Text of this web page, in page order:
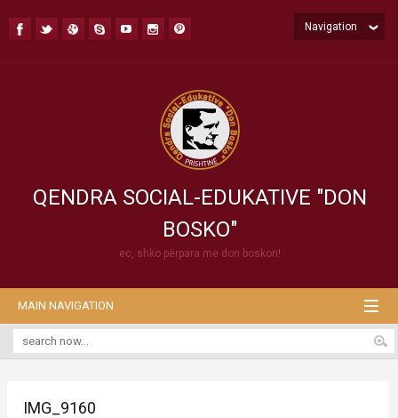
QENDRA SOCIAL-EDUKATIVE "DON
BOSKO"
ec, shko përpara me don boskon!
Navigation
MAIN NAVIGATION
IMG_9160